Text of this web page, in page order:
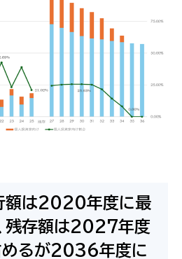
額は2020年度に最
残存額は2027年度
るが2036年度に